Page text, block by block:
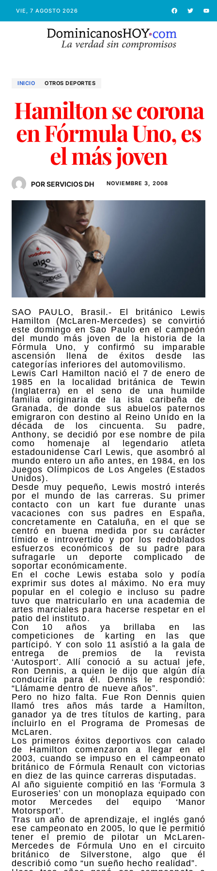
VIE, 7 AGOSTO 2026
INICIO OTROS DEPORTES
Hamilton se corona
en Fórmula Uno, es
el más joven
POR SERVICIOS DH NOVIEMBRE 3, 2008
SAO PAULO, Brasil.- El británico Lewis
Hamilton (McLaren-Mercedes) se convirtió
este domingo en Sao Paulo en el campeón
del mundo más joven de la historia de la
Fórmula Uno, y confirmó su imparable
ascensión llena de éxitos desde las
categorías inferiores del automovilismo.
Lewis Carl Hamilton nació el 7 de enero de
1985 en la localidad británica de Tewin
(Inglaterra) en el seno de una humilde
familia originaria de la isla caribeña de
Granada, de donde sus abuelos paternos
emigraron con destino al Reino Unido en la
década de los cincuenta. Su padre,
Anthony, se decidió por ese nombre de pila
como homenaje al legendario atleta
estadounidense Carl Lewis, que asombró al
mundo entero un año antes, en 1984, en los
Juegos Olímpicos de Los Angeles (Estados
Unidos).
Desde muy pequeño, Lewis mostró interés
por el mundo de las carreras. Su primer
contacto con un kart fue durante unas
vacaciones con sus padres en España,
concretamente en Cataluña, en el que se
centró en buena medida por su carácter
tímido e introvertido y por los redoblados
esfuerzos económicos de su padre para
sufragarle un deporte complicado de
soportar económicamente.
En el coche Lewis estaba solo y podía
exprimir sus dotes al máximo. No era muy
popular en el colegio e incluso su padre
tuvo que matricularlo en una academia de
artes marciales para hacerse respetar en el
patio del instituto.
Con 10 años ya brillaba en las
competiciones de karting en las que
participó. Y con solo 11 asistió a la gala de
entrega de premios de la revista
‘Autosport’. Allí conoció a su actual jefe,
Ron Dennis, a quien le dijo que algún día
conduciría para él. Dennis le respondió:
“Llámame dentro de nueve años”.
Pero no hizo falta. Fue Ron Dennis quien
llamó tres años más tarde a Hamilton,
ganador ya de tres títulos de karting, para
incluirlo en el Programa de Promesas de
McLaren.
Los primeros éxitos deportivos con calado
de Hamilton comenzaron a llegar en el
2003, cuando se impuso en el campeonato
británico de Fórmula Renault con victorias
en diez de las quince carreras disputadas.
Al año siguiente compitió en las ‘Formula 3
Euroseries’ con un monoplaza equipado con
motor Mercedes del equipo ‘Manor
Motorsport’.
Tras un año de aprendizaje, el inglés ganó
ese campeonato en 2005, lo que le permitió
tener el premio de pilotar un McLaren-
Mercedes de Fórmula Uno en el circuito
británico de Silverstone, algo que él
describió como “un sueño hecho realidad”.